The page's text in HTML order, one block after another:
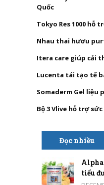
Quốc
Tokyo Res 1000 hỗ
Nhau thai hươu
Itera care giúp cải
Lucenta tái tạo tế
Somaderm Gel liệu
Bộ 3 Vlive hỗ trợ
Đọc nhiều
tiểu